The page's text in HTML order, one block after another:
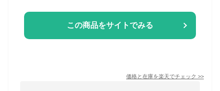
この商品をサイトでみる
価格と在庫を楽天でチェック >>